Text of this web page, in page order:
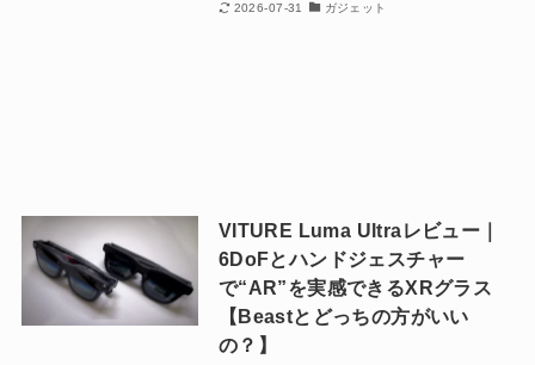
2026-07-31 ガジェット
VITURE Luma Ultraレビュー｜
6DoFとハンドジェスチャー
で“AR”を実感できるXRグラス
【Beastとどっちの方がいい
の？】